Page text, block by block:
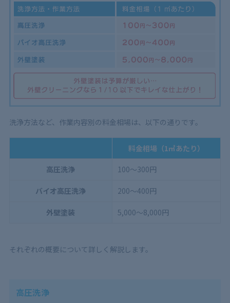
5.3事故やケガにつながる
わる！まずは見積もりを
洗浄方法など、作業内容別の料金相場は、以下の通りです。
料金相場（1㎡あたり）
高圧洗浄 100〜300円
バイオ高圧洗浄 200〜400円
外壁塗装 5,000〜8,000円
それぞれの概要について詳しく解説します。
高圧洗浄